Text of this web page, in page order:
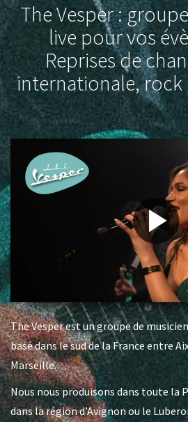
The Vesper :
live pour vos
Reprises de
internationale, rock
The Vesper est un groupe de
basé dans le sud de la France entre
Marseille.
Nous nous produisons dans toute la
dans la région d’Avignon ou le